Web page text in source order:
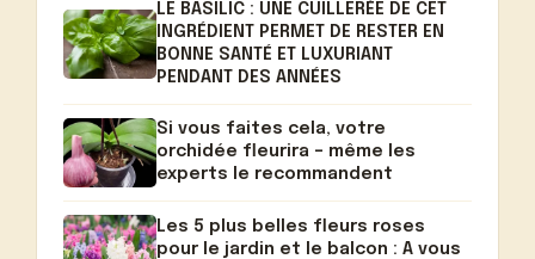
LE BASILIC : UNE CUILLERÉE DE CET
INGRÉDIENT PERMET DE RESTER EN
BONNE SANTÉ ET LUXURIANT
PENDANT DES ANNÉES
Si vous faites cela, votre
orchidée fleurira – même les
experts le recommandent
Les 5 plus belles fleurs roses
pour le jardin et le balcon : A vous